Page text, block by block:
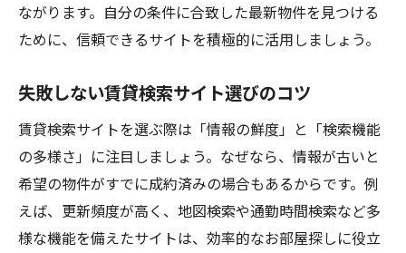
ながります。自分の条件に合致した最新物件を見つける
ために、信頼できるサイトを積極的に活用しましょう。
失敗しない賃貸検索サイト選びのコツ
賃貸検索サイトを選ぶ際は「情報の鮮度」と「検索機能
の多様さ」に注目しましょう。なぜなら、情報が古いと
希望の物件がすでに成約済みの場合もあるからです。例
えば、更新頻度が高く、地図検索や通勤時間検索など多
様な機能を備えたサイトは、効率的なお部屋探しに役立